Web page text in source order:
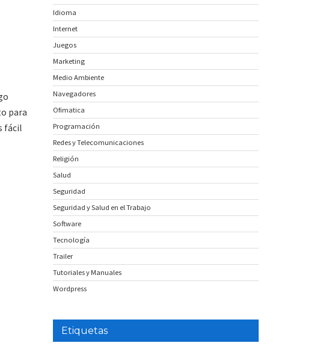
para
fácil
Idioma
Internet
Juegos
Marketing
Medio Ambiente
Navegadores
Ofimatica
Programación
Redes y Telecomunicaciones
Religión
Salud
Seguridad
Seguridad y Salud en el Trabajo
Software
Tecnología
Trailer
Tutoriales y Manuales
Wordpress
Etiquetas